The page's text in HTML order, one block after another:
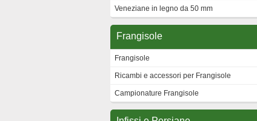
Veneziane in legno da 50 mm
Frangisole
Frangisole
Ricambi e accessori per Frangisole
Campionature Frangisole